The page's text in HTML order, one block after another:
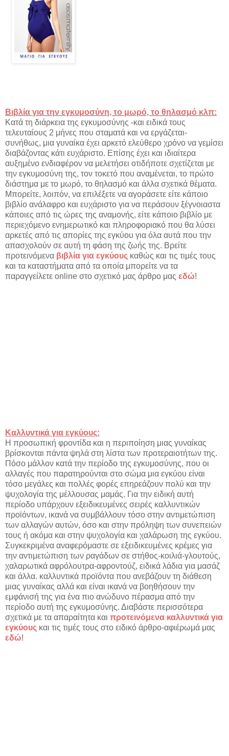
Βιβλία για την εγκυμοσύνη, το μωρό, το θηλασμό κλπ:
Κατά τη διάρκεια της εγκυμοσύνης -και ειδικά τους
τελευταίους 2 μήνες που σταματά και να εργάζεται-
συνήθως, μια γυναίκα έχει αρκετό ελεύθερο χρόνο να γεμίσει
διαβάζοντας κάτι ευχάριστο. Επίσης έχει και ιδιαίτερα
αυξημένο ενδιαφέρον να μελετήσει οτιδήποτε σχετίζεται με
την εγκυμοσύνη της, τον τοκετό που αναμένεται, το πρώτο
διάστημα με το μωρό, το θηλασμό και άλλα σχετικά θέματα.
Μπορείτε, λοιπόν, να επιλέξετε να αγοράσετε είτε κάποιο
βιβλίο ανάλαφρο και ευχάριστο για να περάσουν ξέγνοιαστα
κάποιες από τις ώρες της αναμονής, είτε κάποιο βιβλίο με
περιεχόμενο ενημερωτικό και πληροφοριακό που θα λύσει
αρκετές από τις απορίες της εγκύου για όλα αυτά που την
απασχολούν σε αυτή τη φάση της ζωής της. Βρείτε
προτεινόμενα βιβλία για εγκύους καθώς και τις τιμές τους
και τα καταστήματα από τα οποία μπορείτε να τα
παραγγείλετε online στο σχετικό μας άρθρο μας εδώ!
Καλλυντικά για εγκύους:
Η προσωπική φροντίδα και η περιποίηση μιας γυναίκας
βρίσκονται πάντα ψηλά στη λίστα των προτεραιοτήτων της.
Πόσο μάλλον κατά την περίοδο της εγκυμοσύνης, που οι
αλλαγές που παρατηρούνται στο σώμα μια εγκύου είναι
τόσο μεγάλες και πολλές φορές επηρεάζουν πολύ και την
ψυχολογία της μέλλουσας μαμάς. Για την ειδική αυτή
περίοδο υπάρχουν εξειδικευμένες σειρές καλλυντικών
προϊόντων, ικανά να συμβάλλουν τόσο στην αντιμετώπιση
των αλλαγών αυτών, όσο και στην πρόληψη των συνεπειών
τους ή ακόμα και στην ψυχολογία και χαλάρωση της εγκύου.
Συγκεκριμένα αναφερόμαστε σε εξειδικευμένες κρέμες για
την αντιμετώπιση των ραγάδων σε στήθος-κοιλιά-γλουτούς,
χαλαρωτικά αφρόλουτρα-αφροντούζ, ειδικά λάδια για μασάζ
και άλλα. καλλυντικά προϊόντα που ανεβάζουν τη διάθεση
μιας γυναίκας αλλά και είναι ικανά να βοηθήσουν την
εμφάνισή της για ένα πιο ανώδυνο πέρασμα από την
περίοδο αυτή της εγκυμοσύνης. Διαβάστε περισσότερα
σχετικά με τα απαραίτητα και προτεινόμενα καλλυντικά για
εγκύους και τις τιμές τους στο ειδικό άρθρο-αφιέρωμά μας
εδώ!